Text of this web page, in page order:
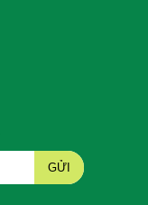
GỬI